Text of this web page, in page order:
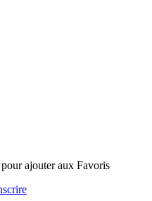
ajouter aux Favoris